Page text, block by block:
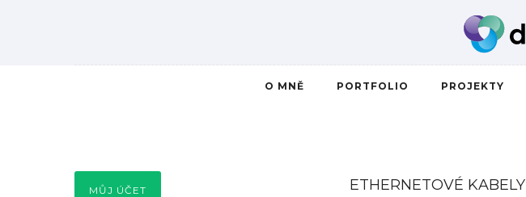
O MNĚ PORTFOLIO PROJEKTY
ETHERNETOVÉ KABELY
MŮJ ÚČET